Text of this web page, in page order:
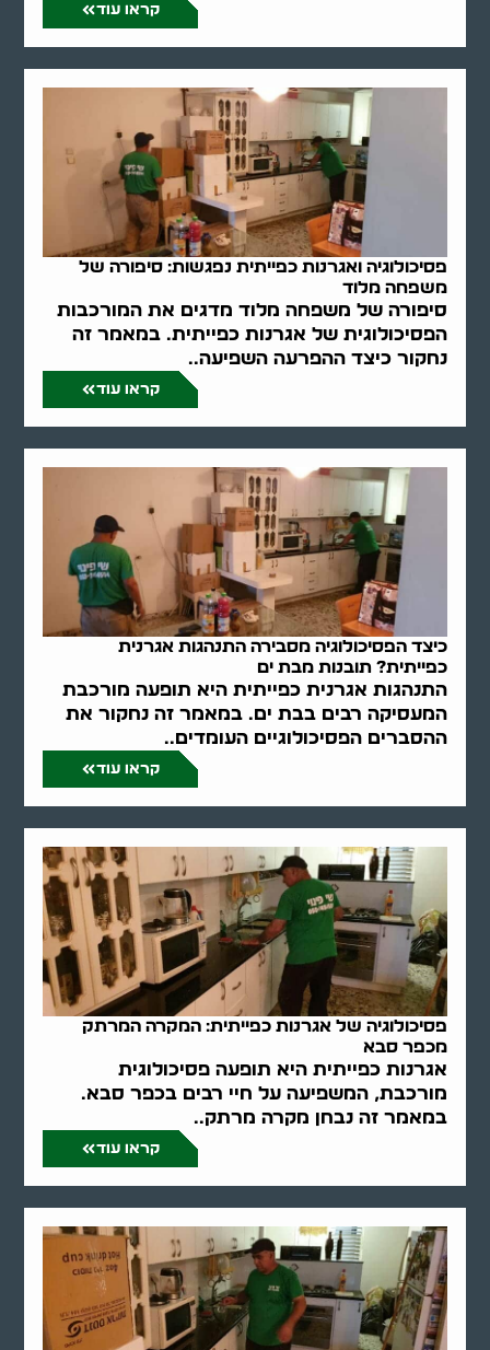
קראו עוד
פסיכולוגיה ואגרנות כפייתית נפגשות: סיפורה של
משפחה מלוד
סיפורה של משפחה מלוד מדגים את המורכבות
הפסיכולוגית של אגרנות כפייתית. במאמר זה
נחקור כיצד ההפרעה השפיעה..
קראו עוד
כיצד הפסיכולוגיה מסבירה התנהגות אגרנית
כפייתית? תובנות מבת ים
התנהגות אגרנית כפייתית היא תופעה מורכבת
המעסיקה רבים בבת ים. במאמר זה נחקור את
ההסברים הפסיכולוגיים העומדים..
קראו עוד
פסיכולוגיה של אגרנות כפייתית: המקרה המרתק
מכפר סבא
אגרנות כפייתית היא תופעה פסיכולוגית
מורכבת, המשפיעה על חיי רבים בכפר סבא.
במאמר זה נבחן מקרה מרתק..
קראו עוד